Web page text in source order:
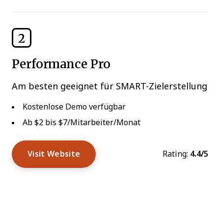
2
Performance Pro
Am besten geeignet für SMART-Zielerstellung
Kostenlose Demo verfügbar
Ab $2 bis $7/Mitarbeiter/Monat
Visit Website Rating: 4.4/5